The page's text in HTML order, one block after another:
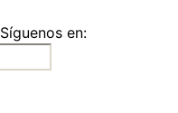
Síguenos en: